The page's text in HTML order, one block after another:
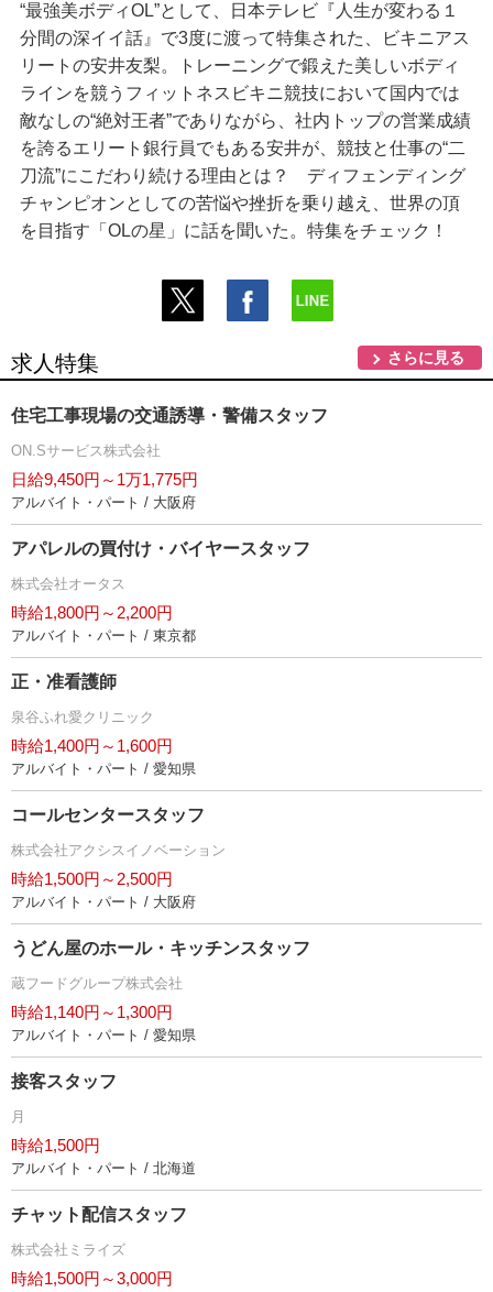
“最強美ボディOL”として、日本テレビ『人生が変わる１
分間の深イイ話』で3度に渡って特集された、ビキニアス
リートの安井友梨。トレーニングで鍛えた美しいボディ
ラインを競うフィットネスビキニ競技において国内では
敵なしの“絶対王者”でありながら、社内トップの営業成績
を誇るエリート銀行員でもある安井が、競技と仕事の“二
刀流”にこだわり続ける理由とは？ ディフェンディング
チャンピオンとしての苦悩や挫折を乗り越え、世界の頂
を目指す「OLの星」に話を聞いた。特集をチェック！
求人特集 さらに見る
住宅工事現場の交通誘導・警備スタッフ
ON.Sサービス株式会社
日給9,450円～1万1,775円
アルバイト・パート / 大阪府
アパレルの買付け・バイヤースタッフ
株式会社オータス
時給1,800円～2,200円
アルバイト・パート / 東京都
正・准看護師
泉谷ふれ愛クリニック
時給1,400円～1,600円
アルバイト・パート / 愛知県
コールセンタースタッフ
株式会社アクシスイノベーション
時給1,500円～2,500円
アルバイト・パート / 大阪府
うどん屋のホール・キッチンスタッフ
蔵フードグループ株式会社
時給1,140円～1,300円
アルバイト・パート / 愛知県
接客スタッフ
月
時給1,500円
アルバイト・パート / 北海道
チャット配信スタッフ
株式会社ミライズ
時給1,500円～3,000円